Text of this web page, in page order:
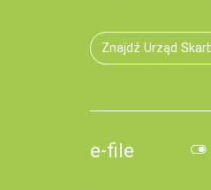
Znajdź Urząd
e-file